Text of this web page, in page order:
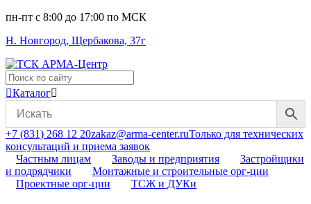
пн-пт c 8:00 до 17:00 по МСК
Н. Новгород, Щербакова, 37г
Поиск
...Каталог
+7 (831) 268 12 20zakaz@arma-center.ruТолько для технических
консультаций и приема заявок
Частным лицам
Заводы и предприятия
Застройщики
и подрядчики
Монтажные и строительные орг-ции
Проектные орг-ции
ТСЖ и ДУКи